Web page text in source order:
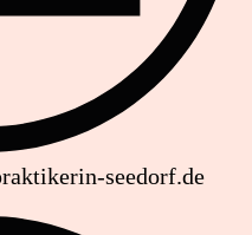
seedorf.de